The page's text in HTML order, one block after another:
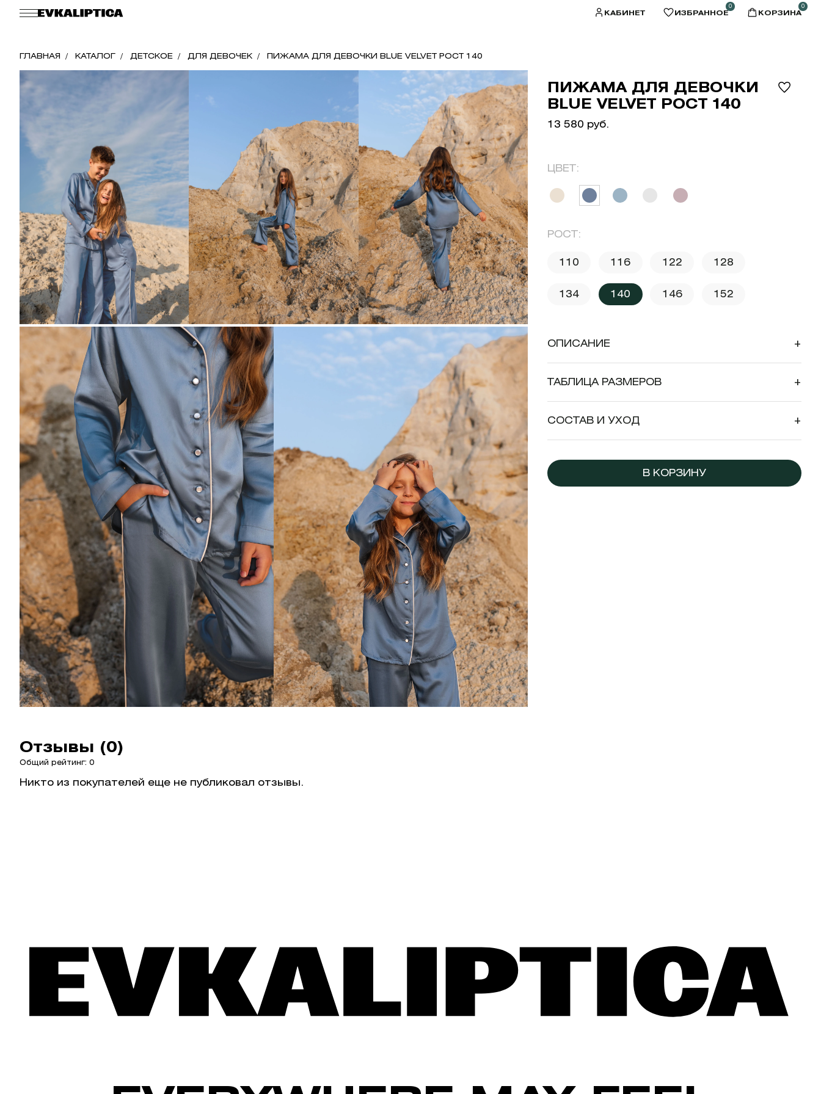
КАБИНЕТ ИЗБРАННОЕ
0
КОРЗИНА
0
ГЛАВНАЯ КАТАЛОГ ДЕТСКОЕ ДЛЯ ДЕВОЧЕК ПИЖАМА ДЛЯ ДЕВОЧКИ BLUE VELVET РОСТ 140
ПИЖАМА ДЛЯ ДЕВОЧКИ
BLUE VELVET РОСТ 140
13 580 руб.
ЦВЕТ:
РОСТ:
110 116 122 128
134 140 146 152
ОПИСАНИЕ +
ТАБЛИЦА РАЗМЕРОВ +
СОСТАВ И УХОД +
В КОРЗИНУ
Отзывы (0)
Общий рейтинг: 0
Никто из покупателей еще не публиковал отзывы.